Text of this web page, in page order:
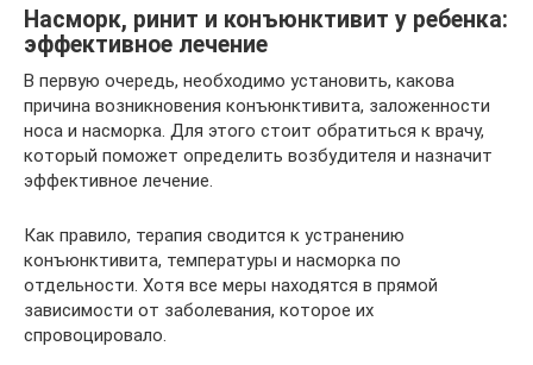
Насморк, ринит и конъюнктивит у ребенка:
эффективное лечение
В первую очередь, необходимо установить, какова
причина возникновения конъюнктивита, заложенности
носа и насморка. Для этого стоит обратиться к врачу,
который поможет определить возбудителя и назначит
эффективное лечение.
Как правило, терапия сводится к устранению
конъюнктивита, температуры и насморка по
отдельности. Хотя все меры находятся в прямой
зависимости от заболевания, которое их
спровоцировало.